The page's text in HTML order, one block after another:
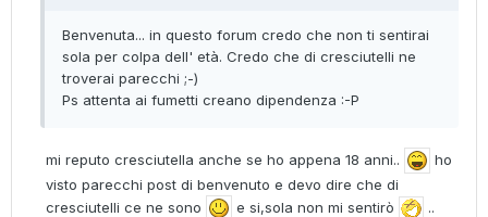
Benvenuta... in questo forum credo che non ti sentirai
sola per colpa dell' età. Credo che di cresciutelli ne
troverai parecchi ;-)
Ps attenta ai fumetti creano dipendenza :-P
mi reputo cresciutella anche se ho appena 18 anni..
ho
visto parecchi post di benvenuto e devo dire che di
cresciutelli ce ne sono
e si,sola non mi sentirò ..